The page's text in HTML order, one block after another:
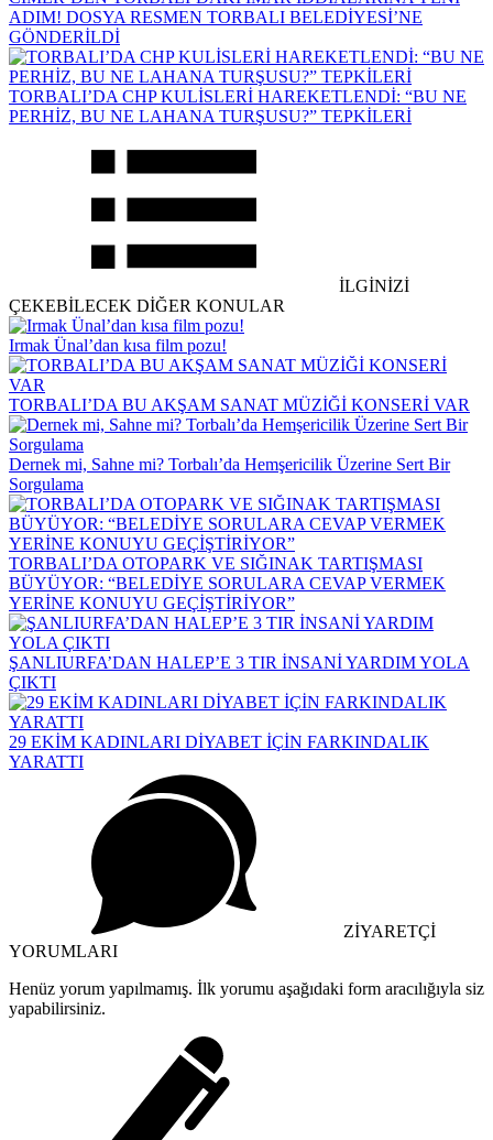
ADIM! DOSYA RESMEN TORBALI BELEDİYESİ’NE
GÖNDERİLDİ
TORBALI’DA CHP KULİSLERİ HAREKETLENDİ: “BU NE
PERHİZ, BU NE LAHANA TURŞUSU?” TEPKİLERİ
İLGİNİZİ
ÇEKEBİLECEK DİĞER KONULAR
Irmak Ünal’dan kısa film pozu!
TORBALI’DA BU AKŞAM SANAT MÜZİĞİ KONSERİ VAR
Dernek mi, Sahne mi? Torbalı’da Hemşericilik Üzerine Sert Bir
Sorgulama
TORBALI’DA OTOPARK VE SIĞINAK TARTIŞMASI
BÜYÜYOR: “BELEDİYE SORULARA CEVAP VERMEK
YERİNE KONUYU GEÇİŞTİRİYOR”
ŞANLIURFA’DAN HALEP’E 3 TIR İNSANİ YARDIM YOLA
ÇIKTI
29 EKİM KADINLARI DİYABET İÇİN FARKINDALIK
YARATTI
ZİYARETÇİ
YORUMLARI
Henüz yorum yapılmamış. İlk yorumu aşağıdaki form aracılığıyla siz
yapabilirsiniz.